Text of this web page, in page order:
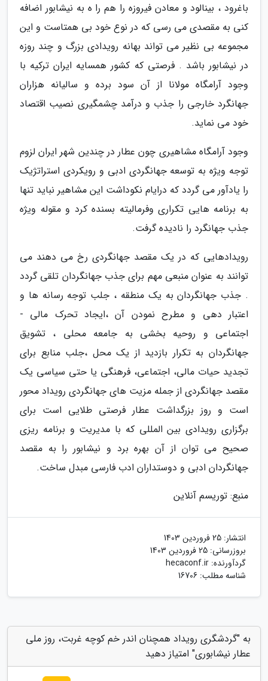
باغرود ، بینالود و معادن فیروزه را هم را ه به نیشابور اضافه
کنی به مقصدی می رسی که در نوع خود بی همتاست و این
مجموعه بی نظیر می تواند بهانه رویدادی بزرگ و چند روزه
در نیشابور باشد . فرصتی که کشور همسایه ایران ترکیه با
وجود آرامگاه مولانا از آن سود برده و سالیانه هزاران
جهانگرد خارجی را جذب و درآمد چشمگیری نصیب اقتصاد
خود می نماید.
وجود آرامگاه مشاهیری چون عطار در چندین شهر ایران لزوم
توجه ویژه به توسعه جهانگردی ادبی و رویکردی استراتژیک
را یادآور می گردد که درایام نکوداشت این مشاهیر نباید تنها
به برنامه هایی تکراری وفرمالیته بسنده کرد و مقوله ویژه
جذب جهانگرد را نادیده گرفت.
رویدادهایی که در یک مقصد جهانگردی رخ می دهند می
توانند به عنوان منبعی مهم برای جذب جهانگردان تلقی گردد
. جذب جهانگردان به یک منطقه ، جلب توجه رسانه ها و
اعتبار دهی و مطرح نمودن آن ،ایجاد تحرک مالی -
اجتماعی و روحیه بخشی به جامعه محلی ، تشویق
جهانگردان به تکرار بازدید از یک محل ،جلب منابع برای
تجدید حیات مالی، اجتماعی، فرهنگی یا حتی سیاسی یک
مقصد جهانگردی از جمله مزیت های جهانگردی رویداد محور
است و روز بزرگداشت عطار فرصتی طلایی است برای
برگزاری رویدادی بین المللی که با مدیریت و برنامه ریزی
صحیح می توان از آن بهره برد و نیشابور را به مقصد
جهانگردان ادبی و دوستداران ادب فارسی مبدل ساخت.
منبع: توریسم آنلاین
انتشار: 25 فروردین 1403
بروزرسانی: 25 فروردین 1403
گردآورنده: hecaconf.ir
شناسه مطلب: 16706
به "گردشگری رویداد همچنان اندر خم کوچه غربت، روز ملی
عطار نیشابوری" امتیاز دهید